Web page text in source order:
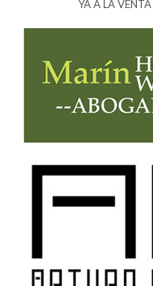
YA A LA VENTA